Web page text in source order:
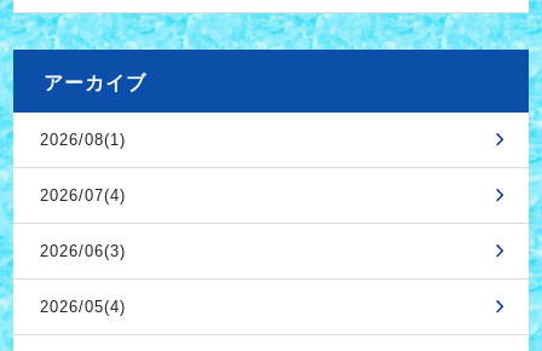
アーカイブ
2026/08(1)
2026/07(4)
2026/06(3)
2026/05(4)